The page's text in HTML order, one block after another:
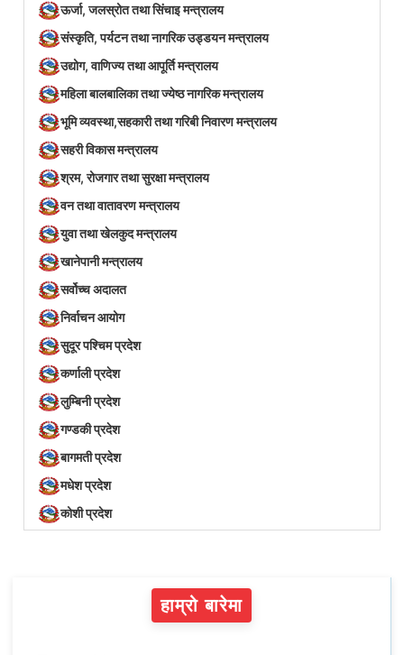
ऊर्जा, जलस्रोत तथा सिंचाइ मन्त्रालय
संस्कृति, पर्यटन तथा नागरिक उड्डयन मन्त्रालय
उद्योग, वाणिज्य तथा आपूर्ति मन्त्रालय
महिला बालबालिका तथा ज्येष्ठ नागरिक मन्त्रालय
भूमि व्यवस्था,सहकारी तथा गरिबी निवारण मन्त्रालय
सहरी विकास मन्त्रालय
श्रम, रोजगार तथा सुरक्षा मन्त्रालय
वन तथा वातावरण मन्त्रालय
युवा तथा खेलकुद मन्त्रालय
खानेपानी मन्त्रालय
सर्वोच्च अदालत
निर्वाचन आयोग
सुदूर पश्चिम प्रदेश
कर्णाली प्रदेश
लुम्बिनी प्रदेश
गण्डकी प्रदेश
बागमती प्रदेश
मधेश प्रदेश
कोशी प्रदेश
हाम्रो बारेमा